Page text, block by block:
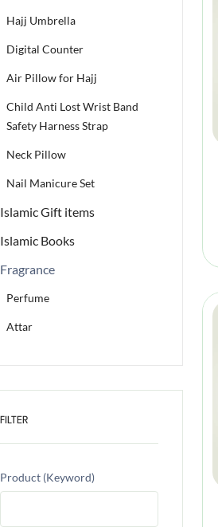
Hajj Umbrella
Digital Counter
Air Pillow for Hajj
Child Anti Lost Wrist Band
Safety Harness Strap
Neck Pillow
Nail Manicure Set
Islamic Gift items
Islamic Books
Fragrance
Perfume
Attar
FILTER
Product (Keyword)